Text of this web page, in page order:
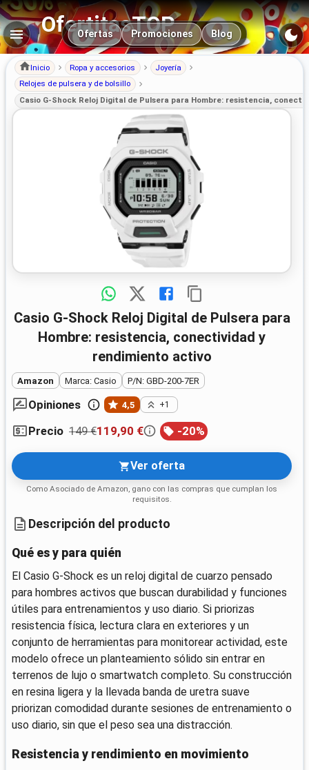
OfertitasTOP
Navegación principal
Ofertas Promociones Blog
Inicio Ropa y accesorios
Joyería
Relojes de pulsera y de bolsillo
Casio G-Shock Reloj Digital de Pulsera para Hombre: resistencia,
Casio G-Shock Reloj Digital de Pulsera para
Hombre: resistencia, conectividad y
rendimiento activo
Amazon Marca: Casio P/N: GBD-200-7ER
Opiniones 4,5 +1
Precio 149 €119,90 € -20%
Ver oferta
Como Asociado de Amazon, gano con las compras que cumplan los
requisitos.
Descripción del producto
Qué es y para quién
El Casio G-Shock es un reloj digital de cuarzo pensado
para hombres activos que buscan durabilidad y funciones
útiles para entrenamientos y uso diario. Si priorizas
resistencia física, lectura clara en exteriores y un
conjunto de herramientas para monitorear actividad, este
modelo ofrece un planteamiento sólido sin entrar en
terrenos de lujo o smartwatch completo. Su construcción
en resina ligera y la llevada banda de uretra suave
priorizan comodidad durante sesiones de entrenamiento o
uso diario, sin que el peso sea una distracción.
Resistencia y rendimiento en movimiento